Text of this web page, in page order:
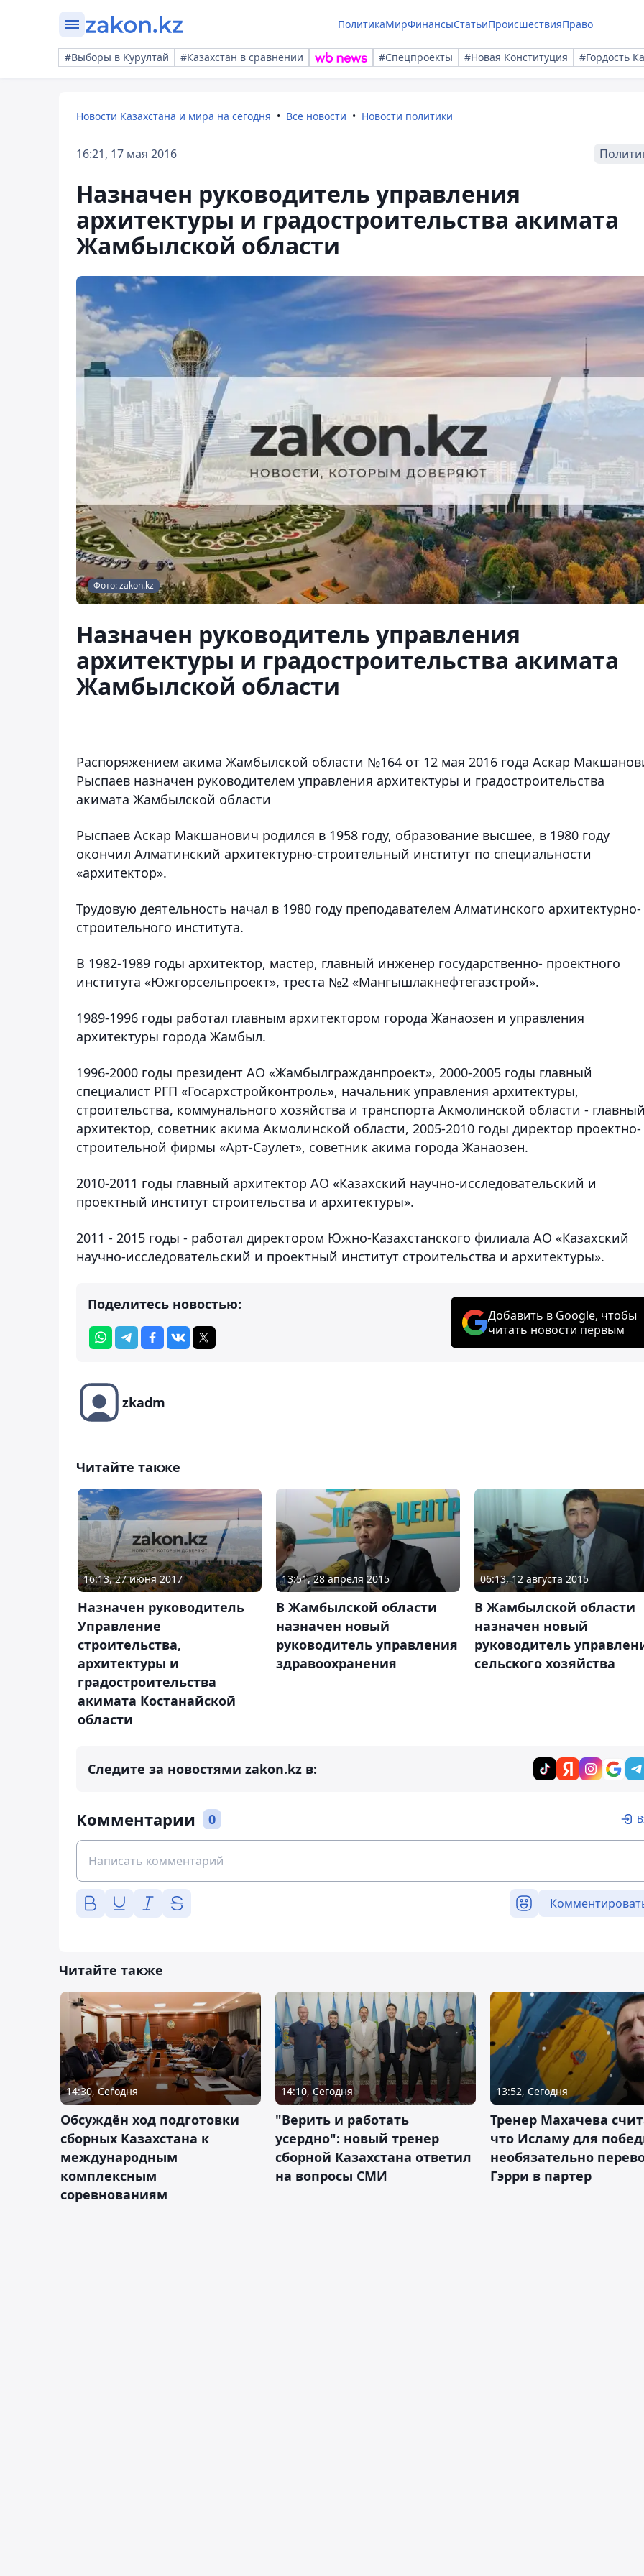
ПолитикаМирФинансыСтатьиПроисшествияПраво
#Выборы в Курултай #Казахстан в сравнении #Спецпроекты #Новая Конституция #Гордость
Новости Казахстана и мира на сегодня Все новости Новости политики
16:21, 17 мая 2016
Назначен руководитель управления
архитектуры и градостроительства акимата
Жамбылской области
Фото: zakon.kz
Назначен руководитель управления
архитектуры и градостроительства акимата
Жамбылской области
Распоряжением акима Жамбылской области №164 от 12 мая 2016 года Аскар
Рыспаев назначен руководителем управления архитектуры и градостроительства
акимата Жамбылской области
Рыспаев Аскар Макшанович родился в 1958 году, образование высшее, в 1980 году
окончил Алматинский архитектурно-строительный институт по специальности
«архитектор».
Трудовую деятельность начал в 1980 году преподавателем Алматинского архитектурно-
строительного института.
В 1982-1989 годы архитектор, мастер, главный инженер государственно- проектного
института «Южгорсельпроект», треста №2 «Мангышлакнефтегазстрой».
1989-1996 годы работал главным архитектором города Жанаозен и управления
архитектуры города Жамбыл.
1996-2000 годы президент АО «Жамбылгражданпроект», 2000-2005 годы главный
специалист РГП «Госархстройконтроль», начальник управления архитектуры,
строительства, коммунального хозяйства и транспорта Акмолинской области -
архитектор, советник акима Акмолинской области, 2005-2010 годы директор проектно-
строительной фирмы «Арт-Сәулет», советник акима города Жанаозен.
2010-2011 годы главный архитектор АО «Казахский научно-исследовательский и
проектный институт строительства и архитектуры».
2011 - 2015 годы - работал директором Южно-Казахстанского филиала АО «Казахский
научно-исследовательский и проектный институт строительства и архитектуры».
Поделитесь новостью:
Добавить в Google, чтобы
читать новости первым
zkadm
Читайте также
16:13, 27 июня 2017
Назначен руководитель
Управление
строительства,
архитектуры и
градостроительства
акимата Костанайской
области
13:51, 28 апреля 2015
В Жамбылской области
назначен новый
руководитель управления
здравоохранения
06:13, 12 августа 2015
В Жамбылской области
назначен новый
руководитель
сельского хозяйства
Следите за новостями zakon.kz в:
Комментарии 0
Читайте также
14:30, Сегодня
Обсуждён ход подготовки
сборных Казахстана к
международным
комплексным
соревнованиям
14:10, Сегодня
"Верить и работать
усердно": новый тренер
сборной Казахстана ответил
на вопросы СМИ
13:52, Сегодня
Тренер Махачева
что Исламу для
необязательно
Гэрри в партер